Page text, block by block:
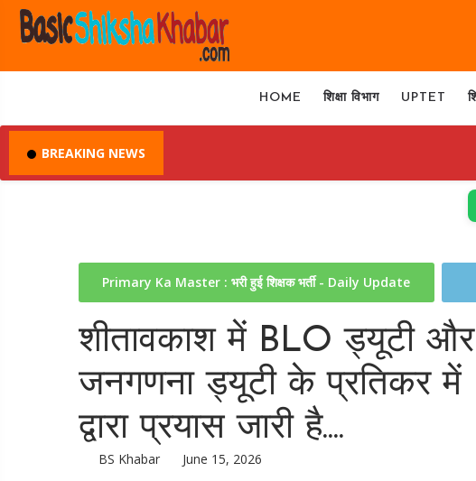
HOME शिक्षा विभाग UPTET
BREAKING NEWS
Primary Ka Master : भरी हुई शिक्षक भर्ती - Daily Update
शीतावकाश में BLO ड्यूटी और
जनगणना ड्यूटी के प्रतिकर में
द्वारा प्रयास जारी है....
BS Khabar June 15, 2026